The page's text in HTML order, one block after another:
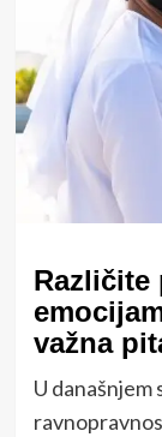
Različite
važna
U današnjem